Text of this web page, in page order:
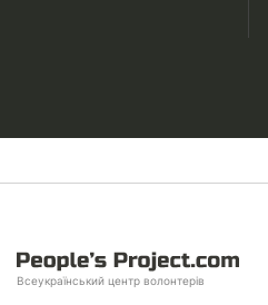
Всеукраїнський центр волонтерів